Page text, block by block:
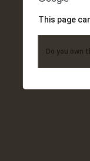
This page
Do you own